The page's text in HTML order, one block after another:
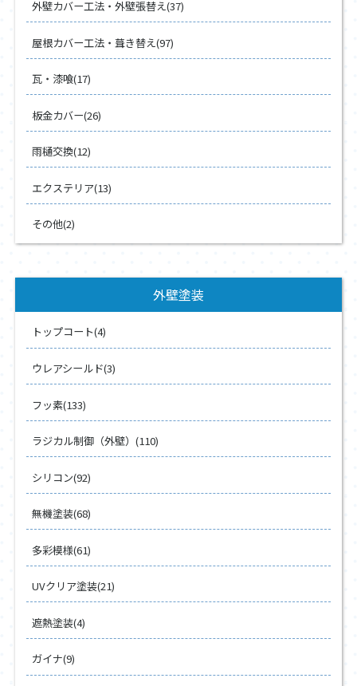
外壁カバー工法・外壁張替え(37)
屋根カバー工法・葺き替え(97)
瓦・漆喰(17)
板金カバー(26)
雨樋交換(12)
エクステリア(13)
その他(2)
外壁塗装
トップコート(4)
ウレアシールド(3)
フッ素(133)
ラジカル制御（外壁）(110)
シリコン(92)
無機塗装(68)
多彩模様(61)
UVクリア塗装(21)
遮熱塗装(4)
ガイナ(9)